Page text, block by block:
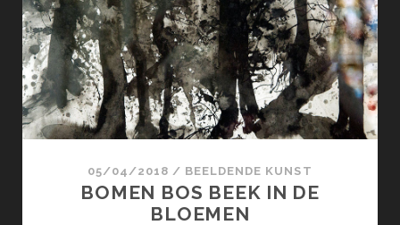
KOFI
05/04/2018 / BEELDENDE KUNST
BOMEN BOS BEEK IN DE
BLOEMEN